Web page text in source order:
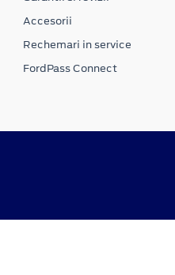
Accesorii
Rechemari in service
FordPass Connect